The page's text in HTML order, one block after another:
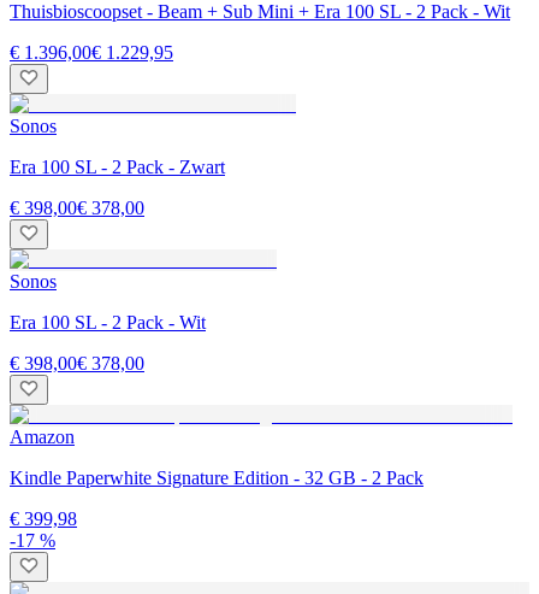
Thuisbioscoopset - Beam + Sub Mini + Era 100 SL - 2 Pack - Wit
€ 1.396,00€ 1.229,95
Sonos
Era 100 SL - 2 Pack - Zwart
€ 398,00€ 378,00
Sonos
Era 100 SL - 2 Pack - Wit
€ 398,00€ 378,00
Amazon
Kindle Paperwhite Signature Edition - 32 GB - 2 Pack
€ 399,98
-17 %